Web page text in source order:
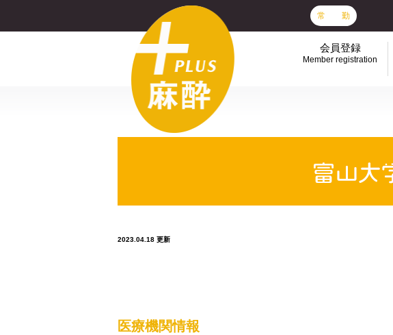
常 勤
会員登録
Member registration
2023.04.18 更新
医療機関情報